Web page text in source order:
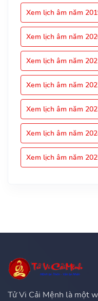
Xem lịch âm năm
Xem lịch âm năm
Xem lịch âm năm
Xem lịch âm năm
Xem lịch âm năm
Xem lịch âm năm
Xem lịch âm năm
Tử Vi Cải Mệnh là một